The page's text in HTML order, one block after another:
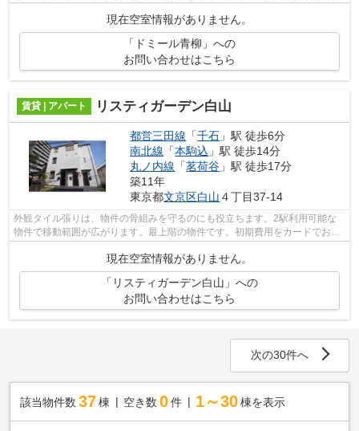
り、行き先に応じて使い分けができます。駅...
現在空室情報がありません。
「ドミール青柳」への
お問い合わせはこちら
賃貸 | アパート リスティガーデン白山
都営三田線 「千石 」駅 徒歩6分
南北線 「本駒込 」駅 徒歩14分
丸ノ内線 「茗荷谷 」駅 徒歩17分
築11年
東京都文京区白山 ４丁目37-14
外観タイル張りは、物件の骨組みを守るのにも役立ちます。2駅利用可能な
物件で移動範囲が広がります。最上階の物件です。初期費用をカードでお支
現在空室情報がありません。
「リスティガーデン白山」への
お問い合わせはこちら
次の30件へ
該当物件数 37棟 空き数 0 件 1～30 棟を表示